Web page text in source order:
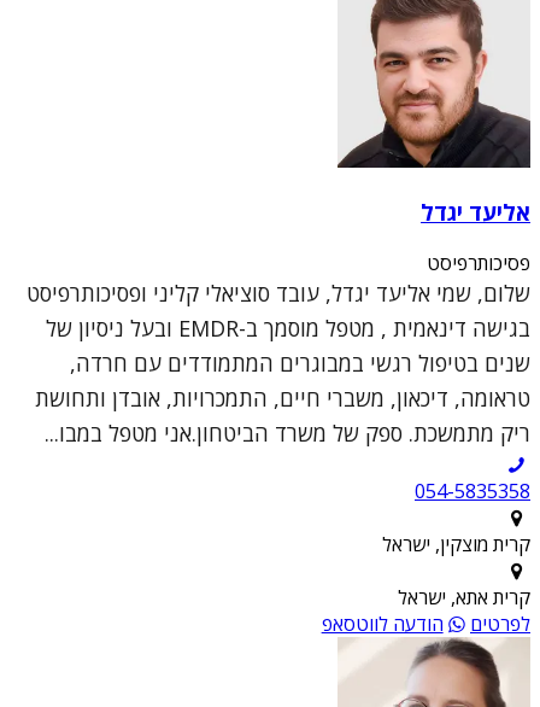
אליעד יגדל
פסיכותרפיסט
שלום, שמי אליעד יגדל, עובד סוציאלי קליני ופסיכותרפיסט
בגישה דינאמית , מטפל מוסמך ב-EMDR ובעל ניסיון של
שנים בטיפול רגשי במבוגרים המתמודדים עם חרדה,
טראומה, דיכאון, משברי חיים, התמכרויות, אובדן ותחושת
ריק מתמשכת. ספק של משרד הביטחון.אני מטפל במבו...
054-5835358
קרית מוצקין, ישראל
קרית אתא, ישראל
לפרטים
הודעה לווטסאפ